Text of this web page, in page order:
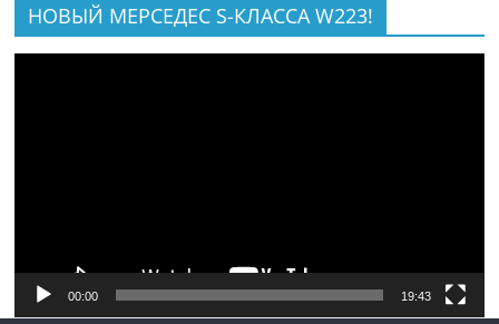
НОВЫЙ МЕРСЕДЕС S-КЛАССА W223!
00:00 19:43